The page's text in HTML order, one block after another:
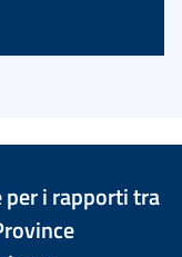
per i rapporti tra